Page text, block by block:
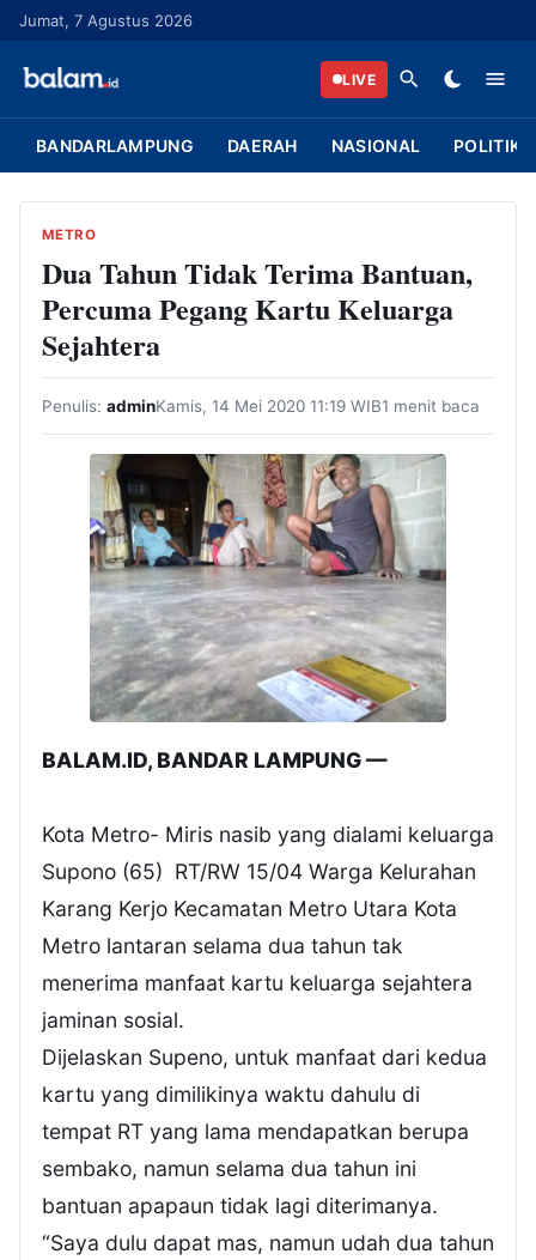
u
Jumat, 7 Agustus 2026
LIVE
BANDARLAMPUNG DAERAH NASIONAL POLITIK
METRO
Dua Tahun Tidak Terima Bantuan,
Percuma Pegang Kartu Keluarga
Sejahtera
Penulis: adminKamis, 14 Mei 2020 11:19 WIB1 menit baca
BALAM.ID, BANDAR LAMPUNG —
Kota Metro- Miris nasib yang dialami keluarga
Supono (65) RT/RW 15/04 Warga Kelurahan
Karang Kerjo Kecamatan Metro Utara Kota
Metro lantaran selama dua tahun tak
menerima manfaat kartu keluarga sejahtera
jaminan sosial.
Dijelaskan Supeno, untuk manfaat dari kedua
kartu yang dimilikinya waktu dahulu di
tempat RT yang lama mendapatkan berupa
sembako, namun selama dua tahun ini
bantuan apapaun tidak lagi diterimanya.
“Saya dulu dapat mas, namun udah dua tahun